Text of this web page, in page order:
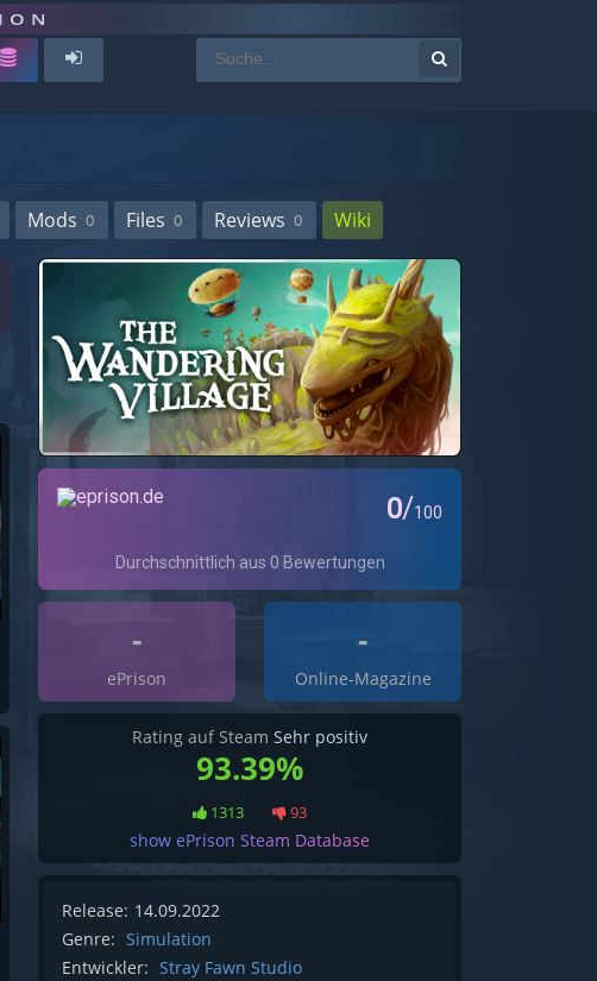
Mods 0 Files 0 Reviews 0 Wiki
-
ePrison
-
Online-Magazine
Rating auf Steam Sehr positiv
93.39%
1313 93
show ePrison Steam Database
Release: 14.09.2022
Genre: Simulation
Entwickler: Stray Fawn Studio